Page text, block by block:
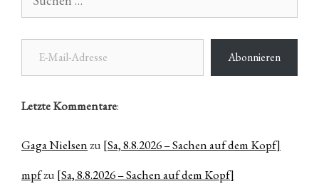
nach:
E-Mail-Adresse
Abonnieren
Letzte Kommentare:
Gaga Nielsenzu [Sa, 8.8.2026 – Sachen auf dem Kopf]
mpfzu [Sa, 8.8.2026 – Sachen auf dem Kopf]